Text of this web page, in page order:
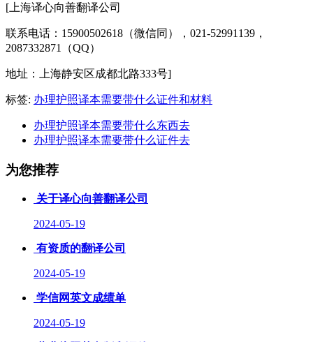
[上海译心向善翻译公司
联系电话：15900502618（微信同），021-52991139，
2087332871（QQ）
地址：上海静安区成都北路333号]
标签: 办理护照译本需要带什么证件和材料
办理护照译本需要带什么东西去
办理护照译本需要带什么证件去
为您推荐
关于译心向善翻译公司
2024-05-19
有资质的翻译公司
2024-05-19
学信网英文成绩单
2024-05-19